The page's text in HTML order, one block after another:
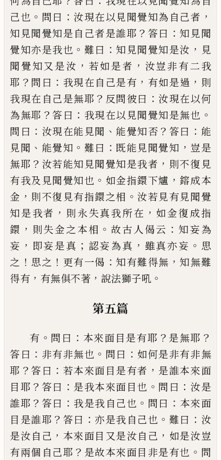
己也 。 問曰 ： 汝現在以見聞覺知為自己者 ，
知見聞覺知是自 己者是誰耶 ？ 答曰 ：知見聞
覺知亦是我也 。 難曰 ：知見聞覺知是汝 ， 見
聞覺知又是汝 ， 若如是者 ， 汝豈非有二我
耶 ？ 問曰 ： 我現在自 己是有 ， 有如是過 ， 則
我現在自己是無耶 ？ 反問彼曰 ： 汝現在以何
為無耶 ？答曰 ： 我現在以見聞覺知是無也 。
問曰 ： 汝現在能見聞 、 能覺知否 ？ 答曰 ： 能
見聞 、 能覺知 。 難曰 ： 既能見聞覺知 ， 豈是
無耶 ？ 汝若能知見聞覺知是我者 ， 則不復見
有我及見聞覺知也 。 如金指鐶下爐 ， 鎔成本
金 ， 則不復見有指鐶之相 。 汝若見有見聞覺
知是我者 ， 則永失真我所在 ， 如金復成指
鐶 ， 則失金之本相 。故古人偈云 ： 知妄為
妄 ， 即妄是真 ； 認妄為真 ， 雖真亦妄 。 思
之 ！ 思之 ！ 更有一偈 ：知有難得無 ，知無難
得有 ， 有無俱不著 ， 說法獅子吼 。
第五篇
有 。 問曰 ： 本來面目是有耶 ？ 是無耶 ？
答曰 ： 非有非無也 。 問曰 ： 如何是非有非無
耶 ？答曰 ： 若本來面目是有者 ， 是誰本來面
目耶 ？ 答曰 ： 是我本來面目也 。 問曰 ： 汝是
誰耶 ？ 答曰 ： 我是我自己也 。 問曰 ： 本來面
目是誰耶 ？ 答曰 ：亦是我自己也 。 難曰 ： 汝
是汝自 己 ， 本來面目又是汝自 己 ， 如是汝豈
有兩個自己耶 ？ 是故本來面目非是有也 。 問